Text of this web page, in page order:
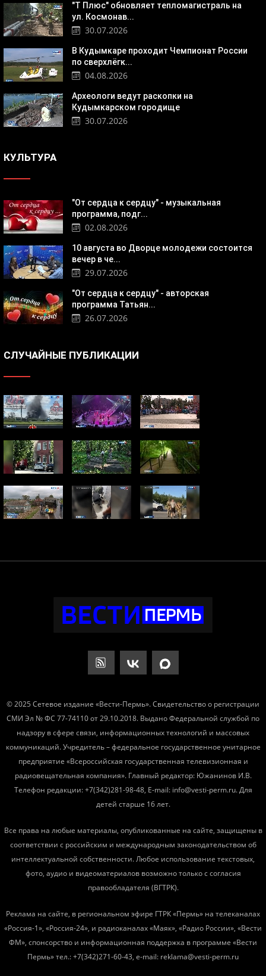
"Т Плюс" обновляет тепломагистраль на
ул. Космонав...
30.07.2026
В Кудымкаре проходит Чемпионат России
по сверхлёгк...
04.08.2026
Археологи ведут раскопки на
Кудымкарском городище
30.07.2026
КУЛЬТУРА
"От сердца к сердцу" - музыкальная
программа, подг...
02.08.2026
10 августа во Дворце молодежи состоится
вечер в че...
29.07.2026
"От сердца к сердцу" - авторская
программа Татьян...
26.07.2026
СЛУЧАЙНЫЕ ПУБЛИКАЦИИ
© 2025 Сетевое издание «Вести-Пермь». Свидетельство о регистрации
СМИ Эл № ФС 77-74110 от 29.10.2018. Выдано Федеральной службой по
надзору в сфере связи, информационных технологий и массовых
коммуникаций. Учредитель – федеральное государственное унитарное
предприятие «Всероссийская государственная телевизионная и
радиовещательная компания». Главный редактор: Южанинов И.В.
Телефон редакции: +7(342)281-98-48, E-mail: info@vesti-perm.ru. Для
детей старше 16 лет.
Все права на любые материалы, опубликованные на сайте, защищены в
соответствии с российским и международным законодательством об
интеллектуальной собственности. Любое использование текстовых,
фото, аудио и видеоматериалов возможно только с согласия
правообладателя (ВГТРК).
Реклама на сайте, в региональном эфире ГТРК «Пермь» на телеканалах
«Россия-1», «Россия-24», и радиоканалах «Маяк», «Радио России», «Вести
ФМ», спонсорство и информационная поддержка в программе «Вести
Пермь» тел.: +7(342)271-60-43, e-mail: reklama@vesti-perm.ru